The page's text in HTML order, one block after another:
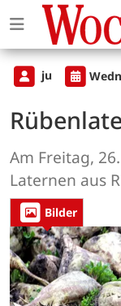
ju
Am Freitag,
Laternen aus
Bilder